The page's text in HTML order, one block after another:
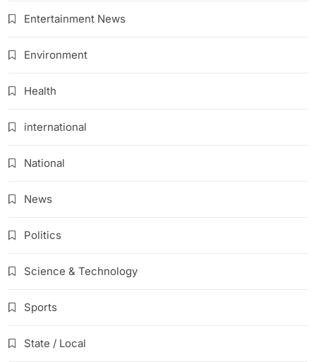
Entertainment News
Environment
Health
international
National
News
Politics
Science & Technology
Sports
State / Local